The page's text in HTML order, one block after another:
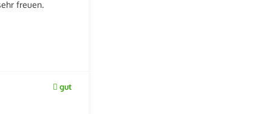
freuen.
gut